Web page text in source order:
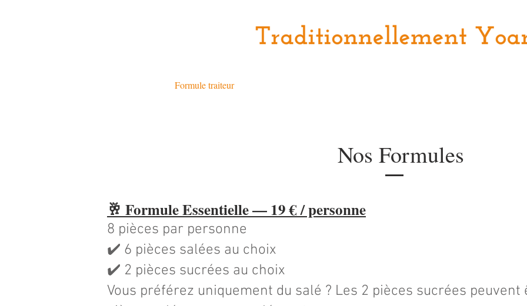
Formule traiteur
Nos Formules
🥂 Formule Essentielle — 19 € / personne
8 pièces par personne
✔️ 6 pièces salées au choix
✔️ 2 pièces sucrées au choix
Vous préférez uniquement du salé ? Les 2 pièces sucrées